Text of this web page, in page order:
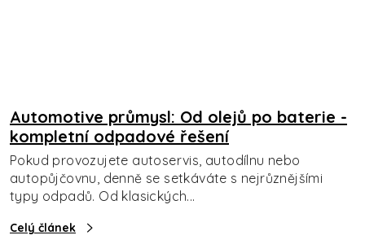
Automotive průmysl: Od olejů po baterie -
kompletní odpadové řešení
Pokud provozujete autoservis, autodílnu nebo
autopůjčovnu, denně se setkáváte s nejrůznějšími
typy odpadů. Od klasických...
Celý článek